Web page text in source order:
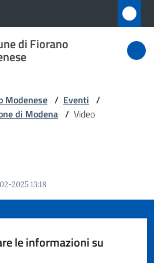
di Fiorano
Modenese / Eventi /
di Modena / Video
2025 13:18
le informazioni su